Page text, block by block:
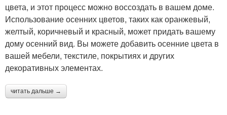
цвета, и этот процесс можно воссоздать в вашем доме.
Использование осенних цветов, таких как оранжевый,
желтый, коричневый и красный, может придать вашему
дому осенний вид. Вы можете добавить осенние цвета в
вашей мебели, текстиле, покрытиях и других
декоративных элементах.
читать дальше →